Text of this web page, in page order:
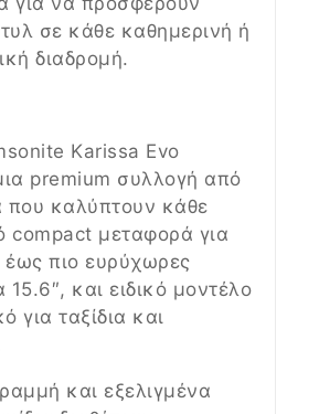
σε κάθε καθημερινή ή
διαδρομή.
Karissa Evo
premium συλλογή από
που καλύπτουν κάθε
compact μεταφορά για
έως πιο ευρύχωρες
15.6″, και ειδικό μοντέλο
για ταξίδια και
και εξελιγμένα